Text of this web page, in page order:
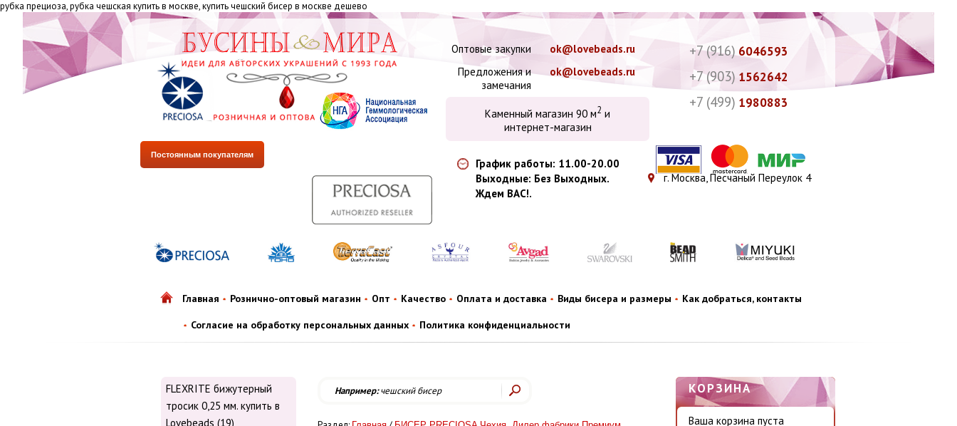
рубка прециоза, рубка чешская купить в москве, купить чешский бисер в москве дешево
+7 (916) 6046593
+7 (903) 1562642
+7 (499) 1980883
Оптовые закупки
ok@lovebeads.ru
Предложения и
замечания
ok@lovebeads.ru
Каменный магазин 90 м2 и
интернет-магазин
г. Москва, Песчаный Переулок 4
График работы: 11.00-20.00
Выходные: Без Выходных.
Ждем ВАС!.
Постоянным покупателям
Главная Рознично-оптовый магазин Опт Качество Оплата и доставка Виды бисера и размеры Как добраться, контакты
Согласие на обработку персональных данных Политика конфиденциальности
КОРЗИНА
Ваша корзина пуста
FLEXRITE бижутерный
тросик 0,25 мм. купить в
Lovebeads (19)
Например:чешский бисер